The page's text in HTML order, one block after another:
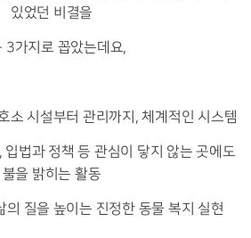
있었던 비결을
3가지로 꼽았는데요,
소 시설부터 관리까지, 체계적인 시스템
법과 정책 등 관심이 닿지 않는 곳에도
불을 밝히는 활동
의 질을 높이는 진정한 동물 복지 실현